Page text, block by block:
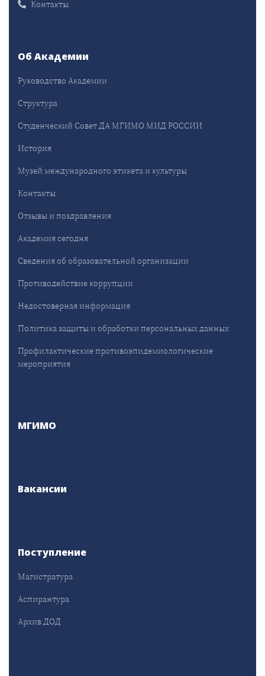
Контакты
Об Академии
Руководство Академии
Структура
Студенческий Совет ДА МГИМО МИД РОССИИ
История
Музей международного этикета и культуры
Контакты
Отзывы и поздравления
Академия сегодня
Сведения об образовательной организации
Противодействие коррупции
Недостоверная информация
Политика защиты и обработки персональных данных
Профилактические противоэпидемиологические
мероприятия
МГИМО
Вакансии
Поступление
Магистратура
Аспирантура
Архив ДОД